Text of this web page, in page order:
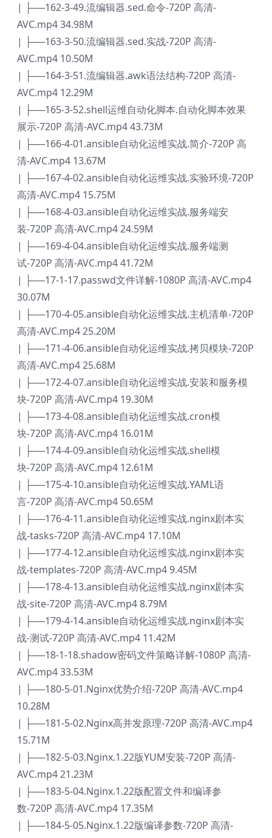
| ├──162-3-49.流编辑器.sed.命令-720P 高清-
AVC.mp4 34.98M
| ├──163-3-50.流编辑器.sed.实战-720P 高清-
AVC.mp4 10.50M
| ├──164-3-51.流编辑器.awk语法结构-720P 高清-
AVC.mp4 12.29M
| ├──165-3-52.shell运维自动化脚本.自动化脚本效果
展示-720P 高清-AVC.mp4 43.73M
| ├──166-4-01.ansible自动化运维实战.简介-720P 高
清-AVC.mp4 13.67M
| ├──167-4-02.ansible自动化运维实战.实验环境-720P
高清-AVC.mp4 15.75M
| ├──168-4-03.ansible自动化运维实战.服务端安
装-720P 高清-AVC.mp4 24.59M
| ├──169-4-04.ansible自动化运维实战.服务端测
试-720P 高清-AVC.mp4 41.72M
| ├──17-1-17.passwd文件详解-1080P 高清-AVC.mp4
30.07M
| ├──170-4-05.ansible自动化运维实战.主机清单-720P
高清-AVC.mp4 25.20M
| ├──171-4-06.ansible自动化运维实战.拷贝模块-720P
高清-AVC.mp4 25.68M
| ├──172-4-07.ansible自动化运维实战.安装和服务模
块-720P 高清-AVC.mp4 19.30M
| ├──173-4-08.ansible自动化运维实战.cron模
块-720P 高清-AVC.mp4 16.01M
| ├──174-4-09.ansible自动化运维实战.shell模
块-720P 高清-AVC.mp4 12.61M
| ├──175-4-10.ansible自动化运维实战.YAML语
言-720P 高清-AVC.mp4 50.65M
| ├──176-4-11.ansible自动化运维实战.nginx剧本实
战-tasks-720P 高清-AVC.mp4 17.10M
| ├──177-4-12.ansible自动化运维实战.nginx剧本实
战-templates-720P 高清-AVC.mp4 9.45M
| ├──178-4-13.ansible自动化运维实战.nginx剧本实
战-site-720P 高清-AVC.mp4 8.79M
| ├──179-4-14.ansible自动化运维实战.nginx剧本实
战-测试-720P 高清-AVC.mp4 11.42M
| ├──18-1-18.shadow密码文件策略详解-1080P 高清-
AVC.mp4 33.53M
| ├──180-5-01.Nginx优势介绍-720P 高清-AVC.mp4
10.28M
| ├──181-5-02.Nginx高并发原理-720P 高清-AVC.mp4
15.71M
| ├──182-5-03.Nginx.1.22版YUM安装-720P 高清-
AVC.mp4 21.23M
| ├──183-5-04.Nginx.1.22版配置文件和编译参
数-720P 高清-AVC.mp4 17.35M
| ├──184-5-05.Nginx.1.22版编译参数-720P 高清-